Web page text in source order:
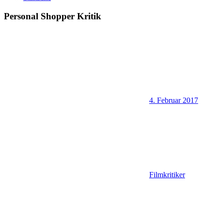
Personal Shopper Kritik
4. Februar 2017
Filmkritiker